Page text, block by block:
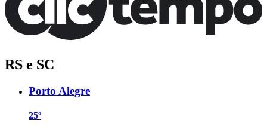
RS e SC
Porto Alegre
25º